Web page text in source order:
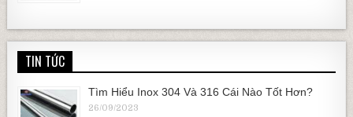
TIN TỨC
Tìm Hiểu Inox 304 Và 316 Cái Nào Tốt Hơn?
26/09/2023